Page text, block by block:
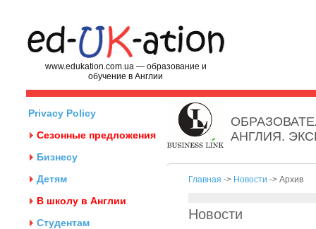
www.edukation.com.ua — образование и
обучение в Англии
Privacy Policy
Сезонные предложения
Бизнесу
Детям
В школу в Англии
Студентам
АНГЛИЯ.
Главная -> Новости -> Архив
Новости